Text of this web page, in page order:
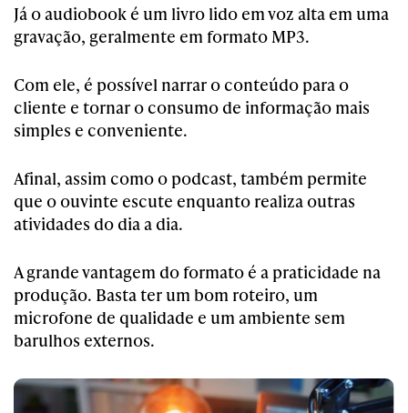
Já o audiobook é um livro lido em voz alta em uma
gravação, geralmente em formato MP3.
Com ele, é possível narrar o conteúdo para o
cliente e tornar o consumo de informação mais
simples e conveniente.
Afinal, assim como o podcast, também permite
que o ouvinte escute enquanto realiza outras
atividades do dia a dia.
A grande vantagem do formato é a praticidade na
produção. Basta ter um bom roteiro, um
microfone de qualidade e um ambiente sem
barulhos externos.